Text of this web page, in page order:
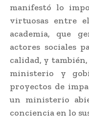
manifestó lo
virtuosas entre
academia, que
actores sociales
calidad, y
ministerio y
proyectos de
un ministerio
conciencia en lo